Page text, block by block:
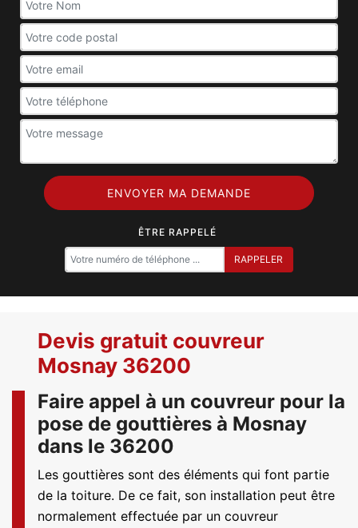
ÊTRE RAPPELÉ
Devis gratuit couvreur
Mosnay 36200
Faire appel à un couvreur pour la
pose de gouttières à Mosnay
dans le 36200
Les gouttières sont des éléments qui font partie
de la toiture. De ce fait, son installation peut être
normalement effectuée par un couvreur